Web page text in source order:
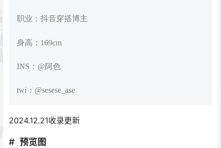
职业：抖音穿搭博主
身高：169cm
INS：@阿色
twi：@sesese_ase
2024.12.21收录更新
预览图